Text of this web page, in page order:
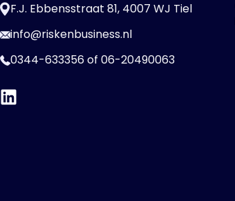
F.J. Ebbensstraat 81, 4007 WJ Tiel
info@riskenbusiness.nl
0344-633356of 06-20490063